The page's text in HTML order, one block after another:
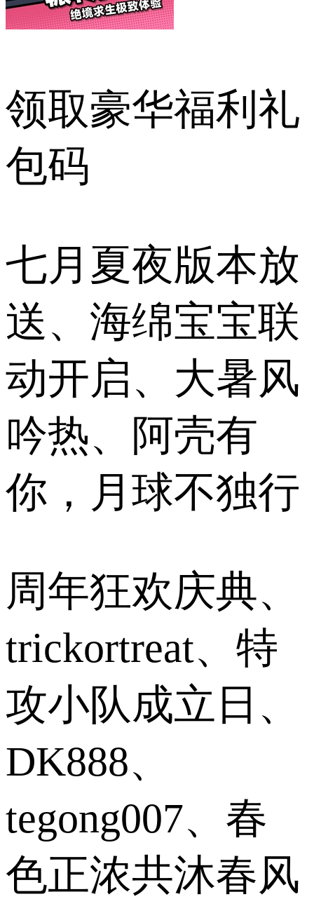
领取豪华福利礼
包码
七月夏夜版本放
送、海绵宝宝联
动开启、大暑风
吟热、阿壳有
你，月球不独行
周年狂欢庆典、
trickortreat、特
攻小队成立日、
DK888、
tegong007、春
色正浓共沐春风